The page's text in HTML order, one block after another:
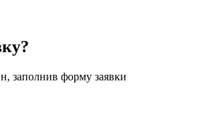
заполнив форму заявки